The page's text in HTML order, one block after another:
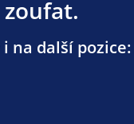
na další pozice: